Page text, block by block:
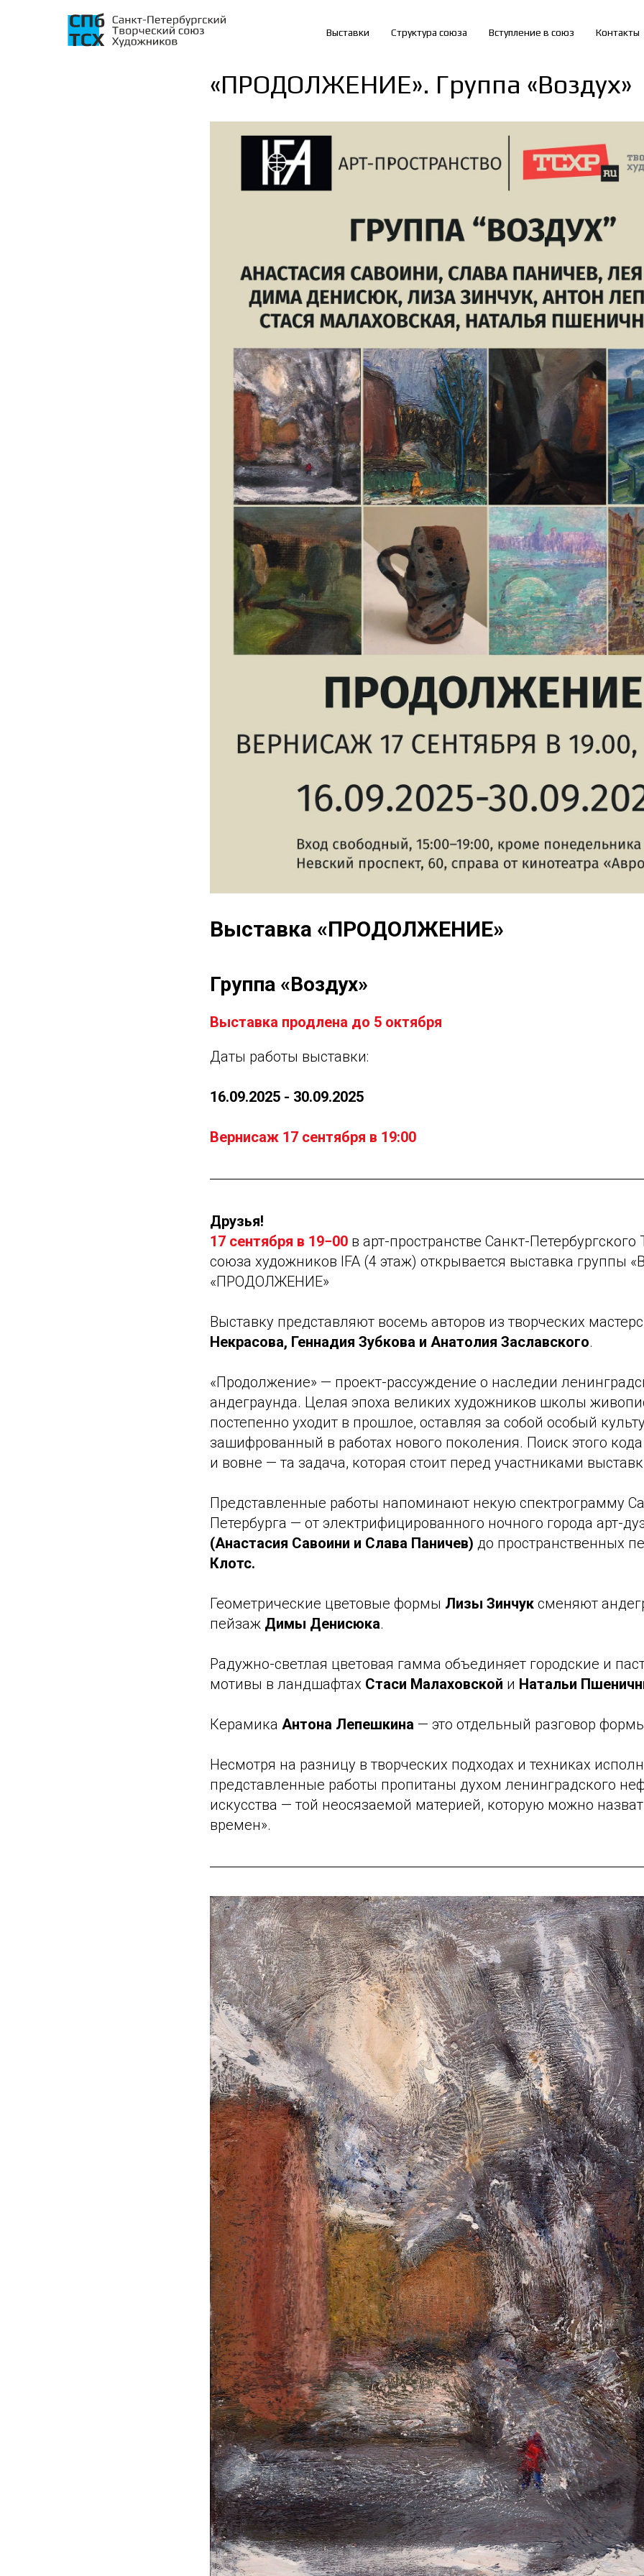
Выставки Структура союза Вступление в союз Контакты
«ПРОДОЛЖЕНИЕ». Группа «Воздух»
Выставка «ПРОДОЛЖЕНИЕ»
Группа «Воздух»
Выставка продлена до 5 октября
Даты работы выставки:
16.09.2025 - 30.09.2025
Вернисаж 17 сентября в 19:00
Друзья!
17 сентября в 19−00 в арт-пространстве Санкт-Петербургского
союза художников IFA (4 этаж) открывается выставка группы
«ПРОДОЛЖЕНИЕ»
Выставку представляют восемь авторов из творческих
Некрасова, Геннадия Зубкова и Анатолия Заславского.
«Продолжение» — проект-рассуждение о наследии
андеграунда. Целая эпоха великих художников школы
постепенно уходит в прошлое, оставляя за собой особый
зашифрованный в работах нового поколения. Поиск этого кода
и вовне — та задача, которая стоит перед участниками
Представленные работы напоминают некую спектрограмму
Петербурга — от электрифицированного ночного города арт-
(Анастасия Савоини и Слава Паничев) до пространственных
Клотс.
Геометрические цветовые формы Лизы Зинчук сменяют
пейзаж Димы Денисюка.
Радужно-светлая цветовая гамма объединяет городские и
мотивы в ландшафтах Стаси Малаховской и Натальи
Керамика Антона Лепешкина — это отдельный разговор
Несмотря на разницу в творческих подходах и техниках
представленные работы пропитаны духом ленинградского
искусства — той неосязаемой материей, которую можно
времен».